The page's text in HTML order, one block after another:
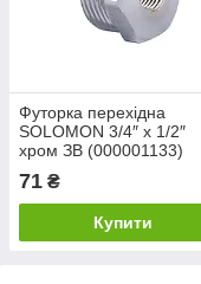
Футорка перехідна
SOLOMON 3/4″ х 1/2″
хром ЗВ (000001133)
71 ₴
Купити